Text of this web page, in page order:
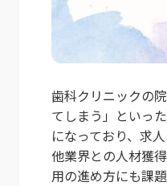
歯科クリニックの
てしまう」といっ
になっており、求
他業界との人材獲
用の進め方にも課